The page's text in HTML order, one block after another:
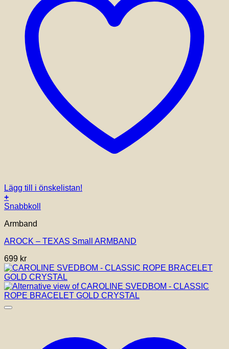
Lägg till i önskelistan!
+
Snabbkoll
Armband
AROCK – TEXAS Small ARMBAND
699 kr